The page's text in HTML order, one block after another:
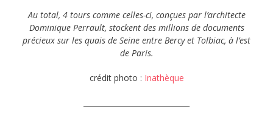
Au total, 4 tours comme celles-ci, conçues par l’architecte
Dominique Perrault, stockent des millions de documents
précieux sur les quais de Seine entre Bercy et Tolbiac, à l’est
de Paris.
crédit photo : Inathèque